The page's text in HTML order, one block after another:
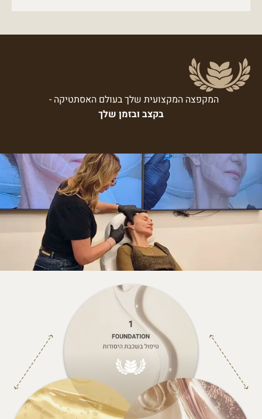
המקפצה המקצועית שלך בעולם האסתטיקה -
בקצב ובזמן שלך